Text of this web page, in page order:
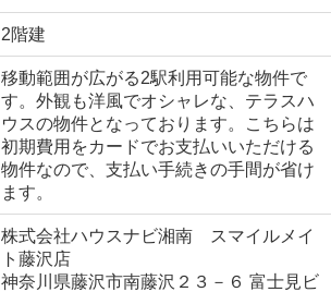
2階建
移動範囲が広がる2駅利用可能な物件で
す。外観も洋風でオシャレな、テラスハ
ウスの物件となっております。こちらは
初期費用をカードでお支払いいただける
物件なので、支払い手続きの手間が省け
ます。
株式会社ハウスナビ湘南 スマイルメイ
ト藤沢店
神奈川県藤沢市南藤沢２３－６ 富士見ビ